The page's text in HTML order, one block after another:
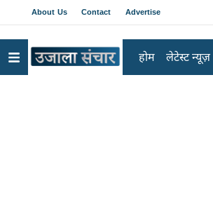
About Us Contact Advertise
होम लेटेस्ट न्यूज़